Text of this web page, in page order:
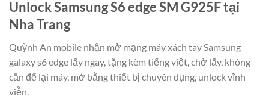
Unlock Samsung S6 edge SM G925F tại
Nha Trang
Quỳnh An mobile nhận mở mạng máy xách tay Samsung
galaxy s6 edge lấy ngay, tặng kèm tiếng việt, chờ lấy, không
cần để lại máy, mở bằng thiết bị chuyên dụng, unlock vĩnh
viễn.